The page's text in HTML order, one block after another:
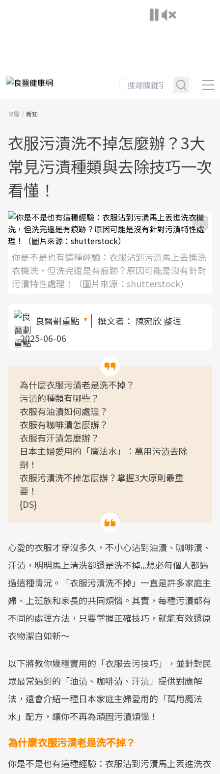
良醫 新知
衣服污漬洗不掉怎麼辦？3大
常見污漬種類與去除技巧一次
看懂！
你是不是也有這種經驗：衣服沾到污漬馬上丟進洗
衣機洗，但洗完還是有痕跡？原因可能是沒有針對
污漬特性處理！（圖片來源：shutterstock）
良醫劃重點 撰文者： 陳宛欣 整理
2025-06-06
為什麼衣服污漬老是洗不掉？
污漬的種類有哪些？
衣服有油漬如何處理？
衣服有咖啡漬怎麼辦？
衣服有汗漬怎麼辦？
日本主婦愛用的「魔法水」：萬用污漬去除
劑！
衣服污漬洗不掉怎麼辦？掌握3大原則最重
要！
{DS}
心愛的衣服才穿沒多久，不小心沾到油漬、咖啡漬、
汗漬，明明馬上清洗卻還是洗不掉...想必每個人都遇
過這種情況。「衣服污漬洗不掉」一直是許多家庭主
婦、上班族和家長的共同煩惱。其實，每種污漬都有
不同的處理方法，只要掌握正確技巧，就能有效還原
衣物潔白如新～
以下將教你幾種實用的「衣服去污技巧」，並針對民
眾最常遇到的「油漬、咖啡漬、汗漬」提供對應解
法，還會介紹一種日本家庭主婦愛用的「萬用魔法
水」配方，讓你不再為頑固污漬煩惱！
為什麼衣服污漬老是洗不掉？
你是不是也有這種經驗：衣服沾到污漬馬上丟進洗衣